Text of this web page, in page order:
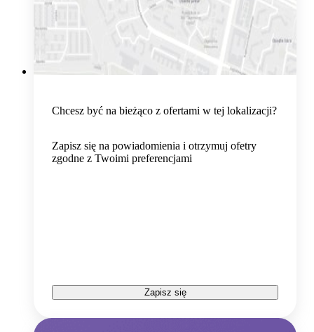
Chcesz być na bieżąco z ofertami w tej lokalizacji?
Zapisz się na powiadomienia i otrzymuj ofetry
zgodne z Twoimi preferencjami
Zapisz się